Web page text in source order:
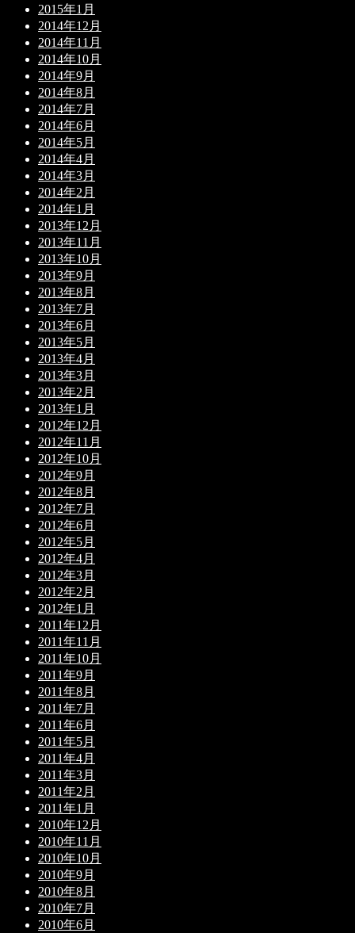
2015年1月
2014年12月
2014年11月
2014年10月
2014年9月
2014年8月
2014年7月
2014年6月
2014年5月
2014年4月
2014年3月
2014年2月
2014年1月
2013年12月
2013年11月
2013年10月
2013年9月
2013年8月
2013年7月
2013年6月
2013年5月
2013年4月
2013年3月
2013年2月
2013年1月
2012年12月
2012年11月
2012年10月
2012年9月
2012年8月
2012年7月
2012年6月
2012年5月
2012年4月
2012年3月
2012年2月
2012年1月
2011年12月
2011年11月
2011年10月
2011年9月
2011年8月
2011年7月
2011年6月
2011年5月
2011年4月
2011年3月
2011年2月
2011年1月
2010年12月
2010年11月
2010年10月
2010年9月
2010年8月
2010年7月
2010年6月